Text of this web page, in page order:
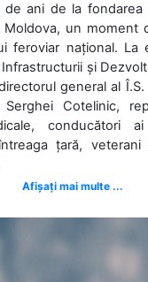
de ani de la fondarea
Moldova, un moment
feroviar național. La
și
general al Î.S.
Cotelinic,
conducători
țară,
Afișați mai multe ...